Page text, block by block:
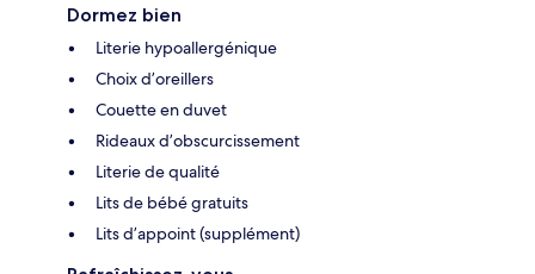
Dormez bien
Literie hypoallergénique
Choix d’oreillers
Couette en duvet
Rideaux d’obscurcissement
Literie de qualité
Lits de bébé gratuits
Lits d’appoint (supplément)